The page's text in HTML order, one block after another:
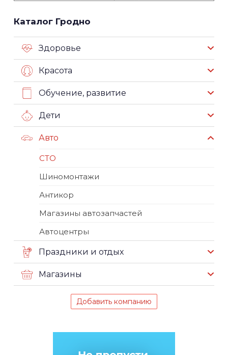
Каталог Гродно
Здоровье
Красота
Обучение, развитие
Дети
Авто
СТО
Шиномонтажи
Антикор
Магазины автозапчастей
Автоцентры
Праздники и отдых
Магазины
Добавить компанию